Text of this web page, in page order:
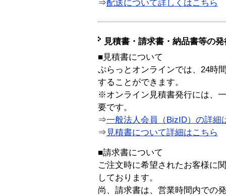
⇒配送について詳しくはこちら
見積書・請求書・納品書等の
■見積書について
ぷらっとオンラインでは、24時
することができます。
※オンライン見積書発行には、
要です。
⇒一般法人会員（BizID）の詳細
⇒ 見積書について詳細はこちら
■請求書について
ご注文時に希望されたお客様に
しております。
尚、請求書は、営業時間内での